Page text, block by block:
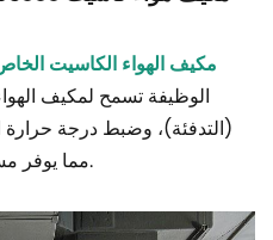
مكيف الهواء الكاسيت
الوظيفة تسمح لمكيف
(التدفئة)، وضبط درجة
مما يوفر مساحة مريحة في الصيف والشتاء.